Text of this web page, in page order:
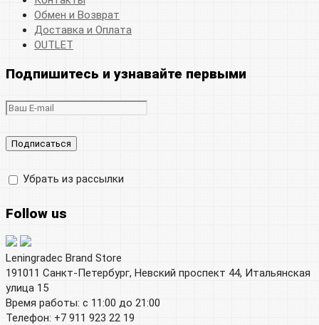
Обмен и Возврат
Доставка и Оплата
OUTLET
Подпишитесь и узнавайте первыми
Убрать из рассылки
Follow us
Leningradec Brand Store
191011 Санкт-Петербург, Невский проспект 44, Итальянская
улица 15
Время работы: с 11:00 до 21:00
Телефон: +7 911 923 22 19